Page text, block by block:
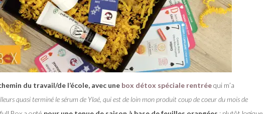
du travail/de l’école, avec une box détox spéciale rentréequi m’a
quasi terminé le sérum de Ylaé, qui est de loin mon produit coup de coeur du mois de